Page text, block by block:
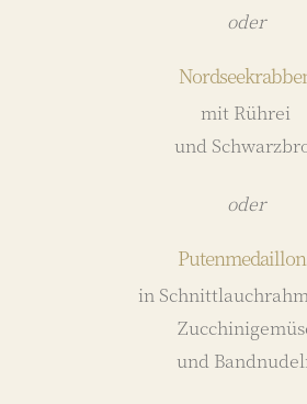
oder
mit Rührei
und
oder
in
und